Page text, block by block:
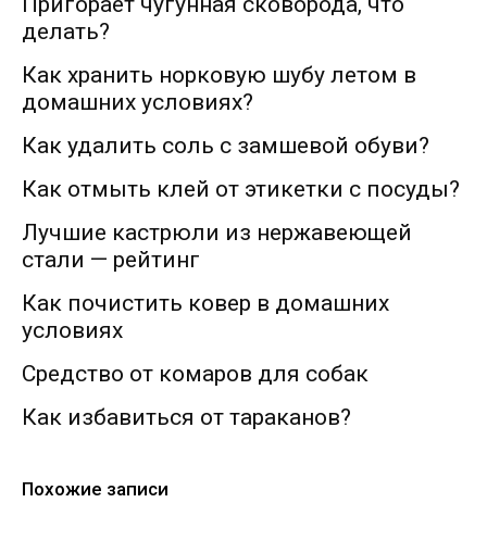
делать?
Как хранить норковую шубу летом в
домашних условиях?
Как удалить соль с замшевой обуви?
Как отмыть клей от этикетки с посуды?
Лучшие кастрюли из нержавеющей
стали — рейтинг
Как почистить ковер в домашних
условиях
Средство от комаров для собак
Как избавиться от тараканов?
Похожие записи